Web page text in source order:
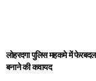
लोहरदगा पुलिस महकमे में
बनाने की कवायद